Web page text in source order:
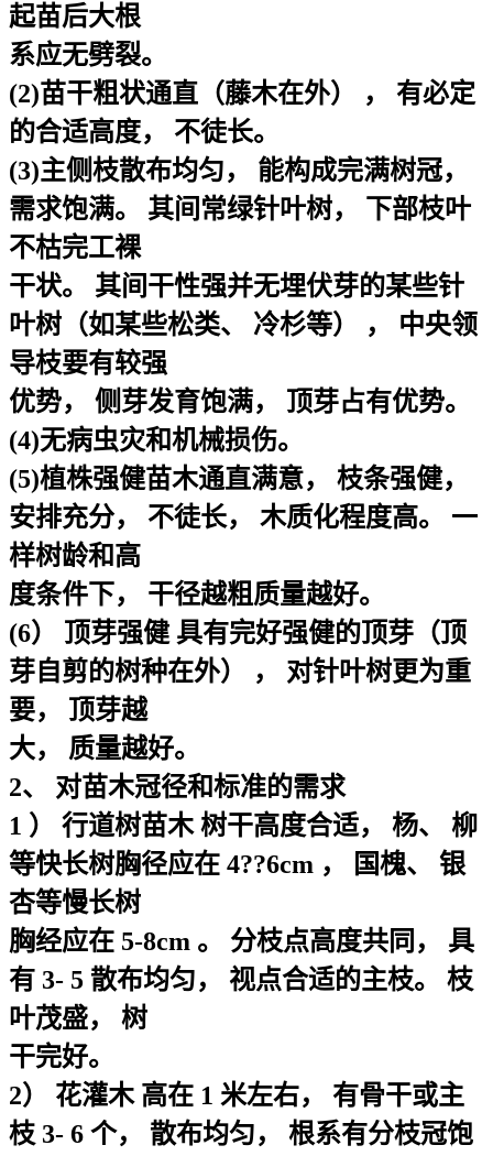
起苗后大根
系应无劈裂。
(2)苗干粗状通直（藤木在外） ， 有必定
的合适高度， 不徒长。
(3)主侧枝散布均匀， 能构成完满树冠，
需求饱满。 其间常绿针叶树， 下部枝叶
不枯完工裸
干状。 其间干性强并无埋伏芽的某些针
叶树（如某些松类、 冷杉等） ， 中央领
导枝要有较强
优势， 侧芽发育饱满， 顶芽占有优势。
(4)无病虫灾和机械损伤。
(5)植株强健苗木通直满意， 枝条强健，
安排充分， 不徒长， 木质化程度高。 一
样树龄和高
度条件下， 干径越粗质量越好。
(6） 顶芽强健 具有完好强健的顶芽（顶
芽自剪的树种在外） ， 对针叶树更为重
要， 顶芽越
大， 质量越好。
2、 对苗木冠径和标准的需求
1 ） 行道树苗木 树干高度合适， 杨、 柳
等快长树胸径应在 4??6cm ， 国槐、 银
杏等慢长树
胸经应在 5-8cm 。 分枝点高度共同， 具
有 3- 5 散布均匀， 视点合适的主枝。 枝
叶茂盛， 树
干完好。
2） 花灌木 高在 1 米左右， 有骨干或主
枝 3- 6 个， 散布均匀， 根系有分枝冠饱